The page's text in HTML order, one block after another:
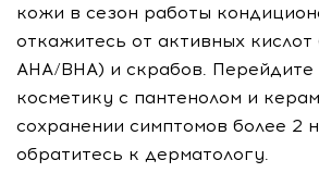
кожи в сезон работы
откажитесь от активных кислот
AHA/BHA) и скрабов.
косметику с пантенолом и
сохранении симптомов более 2
обратитесь к дерматологу.